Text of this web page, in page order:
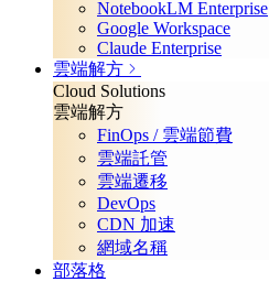
NotebookLM Enterprise
Google Workspace
Claude Enterprise
雲端解方
Cloud Solutions
雲端解方
FinOps / 雲端節費
雲端託管
雲端遷移
DevOps
CDN 加速
網域名稱
部落格